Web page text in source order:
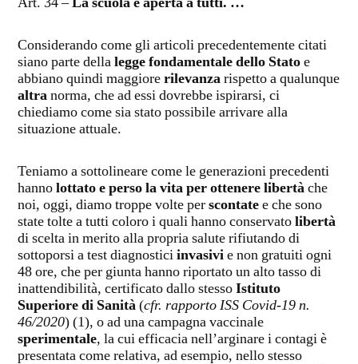
Considerando come gli articoli precedentemente citati
siano parte dellalegge fondamentale dello Statoe
abbiano quindi maggiorerilevanzarispetto a qualunque
altranorma, che ad essi dovrebbe ispirarsi, ci
chiediamo come sia stato possibile arrivare alla
situazione attuale.
Teniamo a sottolineare come le generazioni precedenti
hannolottato e perso la vita per ottenere libertàche
noi, oggi, diamo troppe volte perscontatee che sono
state tolte a tutti coloro i quali hanno conservatolibertà
di scelta in merito alla propria salute rifiutando di
sottoporsi a test diagnosticiinvasivie non gratuiti ogni
48 ore, che per giunta hanno riportato un alto tasso di
inattendibilità, certificato dallo stessoIstituto
Superiore di Sanità(cfr. rapporto ISS Covid-19 n.
46/2020) (1), o ad una campagna vaccinale
sperimentale, la cui efficacia nell’arginare i contagi è
presentata come relativa, ad esempio, nello stesso